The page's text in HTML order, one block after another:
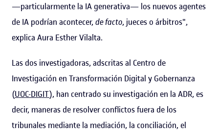
—particularmente la IA generativa— los nuevos agentes
de IA podrían acontecer, de facto, jueces o árbitros",
explica Aura Esther Vilalta.
Las dos investigadoras, adscritas al Centro de
Investigación en Transformación Digital y Gobernanza
(UOC-DIGIT), han centrado su investigación en la ADR, es
decir, maneras de resolver conflictos fuera de los
tribunales mediante la mediación, la conciliación, el